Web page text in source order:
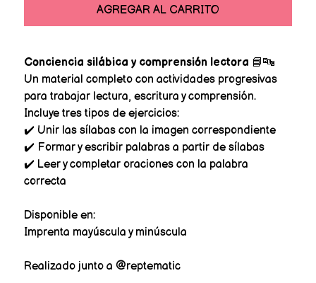
AGREGAR AL CARRITO
Conciencia silábica y comprensión lectora 📘🔤
Un material completo con actividades progresivas
para trabajar lectura, escritura y comprensión.
Incluye tres tipos de ejercicios:
✔️ Unir las sílabas con la imagen correspondiente
✔️ Formar y escribir palabras a partir de sílabas
✔️ Leer y completar oraciones con la palabra
correcta
Disponible en:
Imprenta mayúscula y minúscula
Realizado junto a @reptematic